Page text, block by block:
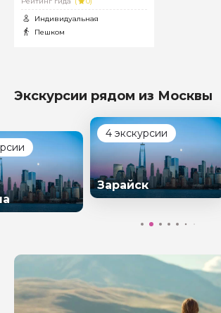
Индивидуальная
Пешком
Экскурсии рядом из Москвы
4 экскурсии
Зарайск